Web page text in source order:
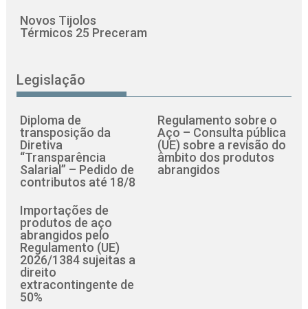
Novos Tijolos
Térmicos 25 Preceram
Legislação
Diploma de
transposição da
Diretiva
“Transparência
Salarial” – Pedido de
contributos até 18/8
Regulamento sobre o
Aço – Consulta pública
(UE) sobre a revisão do
âmbito dos produtos
abrangidos
Importações de
produtos de aço
abrangidos pelo
Regulamento (UE)
2026/1384 sujeitas a
direito
extracontingente de
50%